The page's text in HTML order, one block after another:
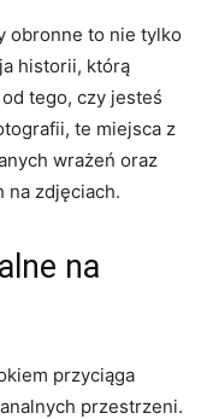
⁤obronne to nie ⁤tylko
historii,⁤ którą
tego, czy⁤ jesteś
te ⁢miejsca z
wrażeń oraz
na zdjęciach.
na
przyciąga
przestrzeni.